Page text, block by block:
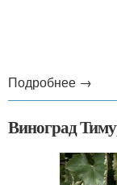
Подробнее →
Виноград